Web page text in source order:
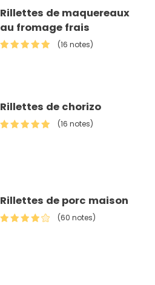
Rillettes de maquereaux
au fromage frais
(16 notes)
Rillettes de chorizo
(16 notes)
Rillettes de porc maison
(60 notes)